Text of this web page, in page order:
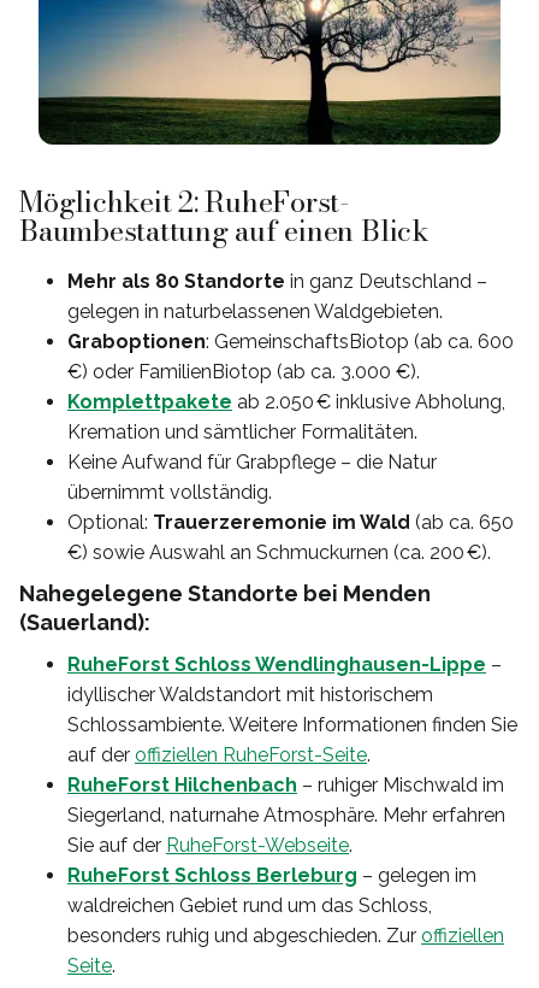
Möglichkeit 2: RuheForst-
Baumbestattung auf einen Blick
Mehr als 80 Standorte in ganz Deutschland –
gelegen in naturbelassenen Waldgebieten.
Graboptionen: GemeinschaftsBiotop (ab ca. 600
€) oder FamilienBiotop (ab ca. 3.000 €).
Komplettpakete ab 2.050 € inklusive Abholung,
Kremation und sämtlicher Formalitäten.
Keine Aufwand für Grabpflege – die Natur
übernimmt vollständig.
Optional: Trauerzeremonie im Wald (ab ca. 650
€) sowie Auswahl an Schmuckurnen (ca. 200 €).
Nahegelegene Standorte bei Menden
(Sauerland):
RuheForst Schloss Wendlinghausen-Lippe –
idyllischer Waldstandort mit historischem
Schlossambiente. Weitere Informationen finden Sie
auf der offiziellen RuheForst-Seite.
RuheForst Hilchenbach – ruhiger Mischwald im
Siegerland, naturnahe Atmosphäre. Mehr erfahren
Sie auf der RuheForst-Webseite.
RuheForst Schloss Berleburg – gelegen im
waldreichen Gebiet rund um das Schloss,
besonders ruhig und abgeschieden. Zur offiziellen
Seite.